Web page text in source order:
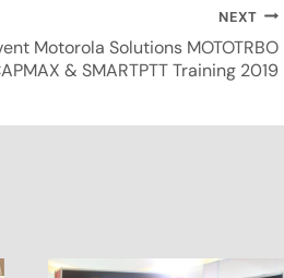
NEXT
Motorola Solutions MOTOTRBO
& SMARTPTT Training 2019